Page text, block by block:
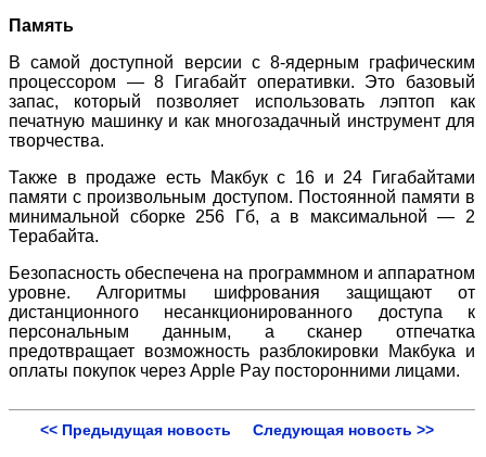
Память
В самой доступной версии с 8-ядерным графическим
процессором — 8 Гигабайт оперативки. Это базовый
запас, который позволяет использовать лэптоп как
печатную машинку и как многозадачный инструмент для
творчества.
Также в продаже есть Макбук с 16 и 24 Гигабайтами
памяти с произвольным доступом. Постоянной памяти в
минимальной сборке 256 Гб, а в максимальной — 2
Терабайта.
Безопасность обеспечена на программном и аппаратном
уровне. Алгоритмы шифрования защищают от
дистанционного несанкционированного доступа к
персональным данным, а сканер отпечатка
предотвращает возможность разблокировки Макбука и
оплаты покупок через Apple Pay посторонними лицами.
<< Предыдущая новость Следующая новость >>